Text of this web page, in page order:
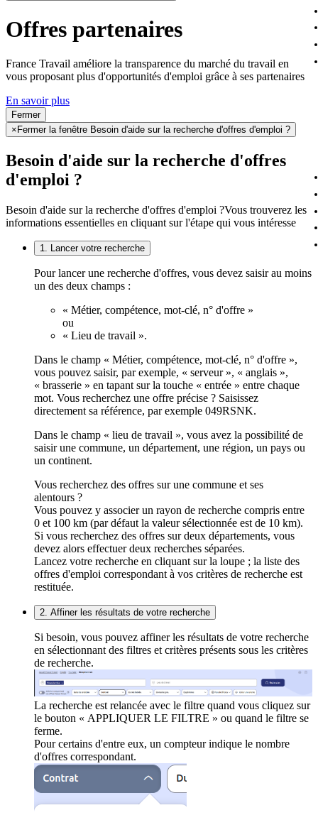
Offres partenaires
France Travail améliore la transparence du marché du travail en
vous proposant plus d'opportunités d'emploi grâce à ses partenaires
En savoir plus
Fermer
× Fermer la fenêtre Besoin d'aide sur la recherche d'offres d'emploi ?
Besoin d'aide sur la recherche d'offres
d'emploi ?
Besoin d'aide sur la recherche d'offres d'emploi ?Vous trouverez les
informations essentielles en cliquant sur l'étape qui vous intéresse
1. Lancer votre recherche
Pour lancer une recherche d'offres, vous devez saisir au moins
un des deux champs :
« Métier, compétence, mot-clé, n° d'offre »
ou
« Lieu de travail ».
Dans le champ « Métier, compétence, mot-clé, n° d'offre »,
vous pouvez saisir, par exemple, « serveur », « anglais »,
« brasserie » en tapant sur la touche « entrée » entre chaque
mot. Vous recherchez une offre précise ? Saisissez
directement sa référence, par exemple 049RSNK.
Dans le champ « lieu de travail », vous avez la possibilité de
saisir une commune, un département, une région, un pays ou
un continent.
Vous recherchez des offres sur une commune et ses
alentours ?
Vous pouvez y associer un rayon de recherche compris entre
0 et 100 km (par défaut la valeur sélectionnée est de 10 km).
Si vous recherchez des offres sur deux départements, vous
devez alors effectuer deux recherches séparées.
Lancez votre recherche en cliquant sur la loupe ; la liste des
offres d'emploi correspondant à vos critères de recherche est
restituée.
2. Affiner les résultats de votre recherche
Si besoin, vous pouvez affiner les résultats de votre recherche
en sélectionnant des filtres et critères présents sous les critères
de recherche.
La recherche est relancée avec le filtre quand vous cliquez sur
le bouton « APPLIQUER LE FILTRE » ou quand le filtre se
ferme.
Pour certains d'entre eux, un compteur indique le nombre
d'offres correspondant.